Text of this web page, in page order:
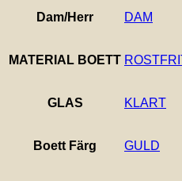
Dam/Herr DAM
MATERIAL BOETT
GLAS KLART
Boett Färg GULD